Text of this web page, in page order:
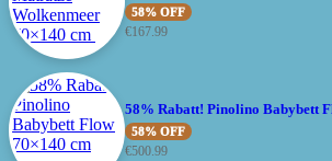
58% OFF
€167.99
58% Rabatt! Pinolino Babybett
58% OFF
€500.99